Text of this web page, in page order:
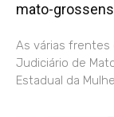
mato-
As várias frentes
Judiciário de
Estadual da